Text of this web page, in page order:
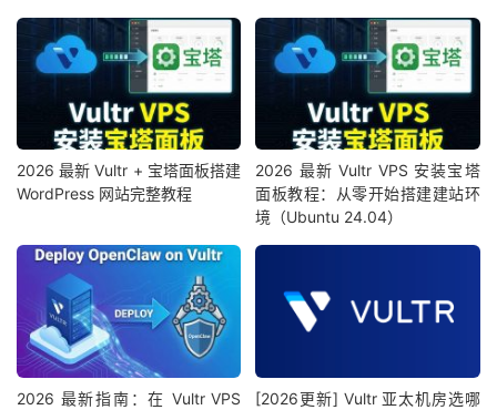
2026 最新 Vultr + 宝塔面板搭建
WordPress 网站完整教程
2026 最新 Vultr VPS 安装宝塔
面板教程：从零开始搭建建站环
境（Ubuntu 24.04）
2026 最新指南：在 Vultr VPS
[2026更新] Vultr 亚太机房选哪